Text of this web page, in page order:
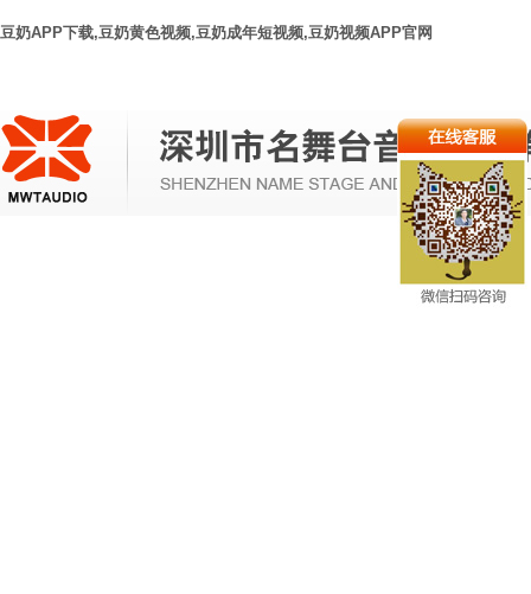
豆奶APP下载,豆奶黄色视频,豆奶成年短视频,豆奶视频APP官网
视频显示系
统